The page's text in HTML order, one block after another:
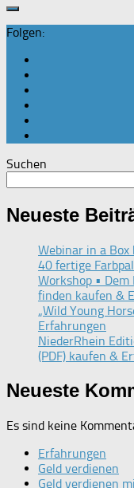
Folgen:
Suchen
Neueste
Webinar in a
40 fertige
Workshop • Dem
finden kaufen &
„Wild Young
Erfahrungen
NiederRhein
(PDF) kaufen &
Neueste
Es sind keine
Erfahrungen
Geld verdienen
Geld verdienen